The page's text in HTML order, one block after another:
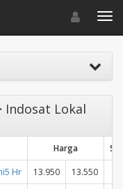
Toggle
Lokal
Harga
Hr
13.950
13.550